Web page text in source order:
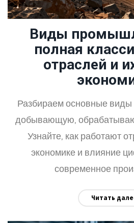
Виды
полная
отраслей и
Разбираем основные
добывающую,
Узнайте, как работают
экономике и влияние
современное
Читать